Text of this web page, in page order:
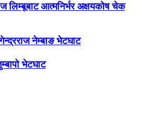
लिम्बूबाट आत्मनिर्भर अक्षयकोष चेक
नेम्बाङ भेटघाट
भेटघाट